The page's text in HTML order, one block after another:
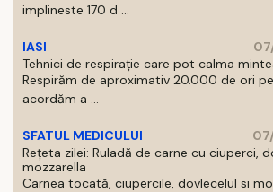
implineste 170 d ...
IASI
Tehnici de respirație care pot calma
Respirăm de aproximativ 20.000 de ori
acordăm a ...
SFATUL MEDICULUI
Rețeta zilei: Ruladă de carne cu ciuperci,
mozzarella
Carnea tocată, ciupercile, dovlecelul si